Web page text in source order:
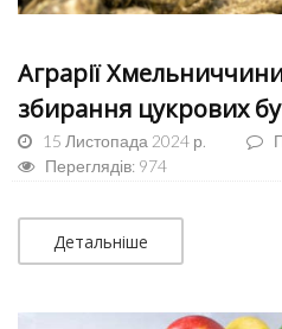
Аграрії
збирання цукрових
15 Листопада 2024 р.
Переглядів: 974
Детальніше